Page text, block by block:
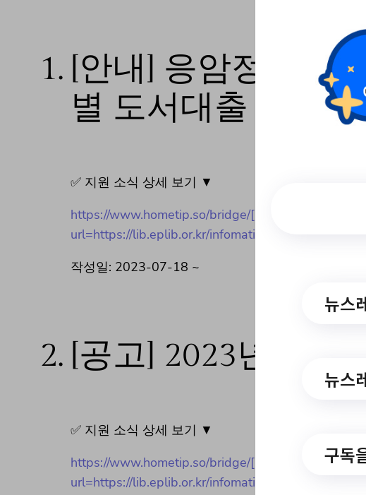
1. [안내] 응암정보도
별 도서대출
✅ 지원 소식 상세 보기 ▼
https://www.hometip.so/bridge/[안내] 응암정보도서
url=https://lib.eplib.or.kr/infomation/
작성일: 2023-07-18 ~
2. [공고] 2023년 개관
✅ 지원 소식 상세 보기 ▼
https://www.hometip.so/bridge/[공고] 2023년 개관
url=https://lib.eplib.or.kr/infomation/
뉴스
뉴스
구독